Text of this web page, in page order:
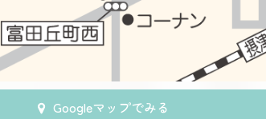
Googleマップでみる